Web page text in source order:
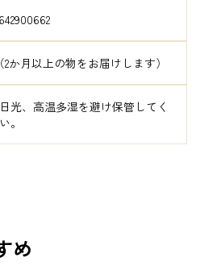
2か月以上の物をお届けします）
光、高温多湿を避け保管してく
。
め